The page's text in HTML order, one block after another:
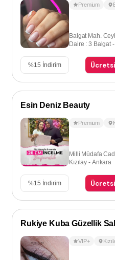
Premium
Balgat Mah.
Daire : 3 Balgat
%15 İndirim
Esin Deniz Beauty
Premium
Milli Müdafa
Kızılay - Ankara
%15 İndirim
Rukiye Kuba Güzellik
VIP+